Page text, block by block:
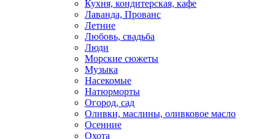
Кухня, кондитерская, кафе
Лаванда, Прованс
Летние
Любовь, свадьба
Люди
Морские сюжеты
Музыка
Насекомые
Натюрморты
Огород, сад
Оливки, маслины, оливковое масло
Осенние
Охота